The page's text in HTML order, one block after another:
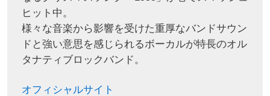
ヒット中。
様々な音楽から影響を受けた重厚なバンドサウン
ドと強い意思を感じられるボーカルが特長のオル
タナティブロックバンド。
オフィシャルサイト